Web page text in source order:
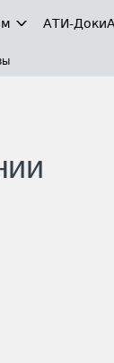
АТИ-Доки